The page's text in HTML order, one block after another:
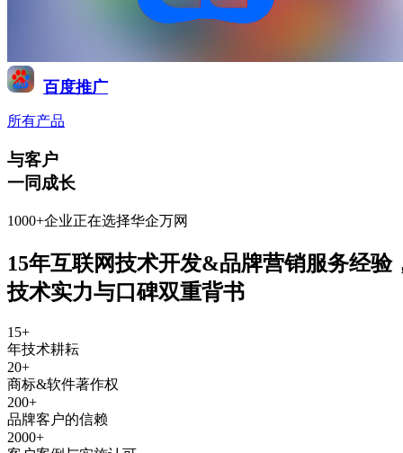
百度推广
所有产品
与客户
一同成长
1000+企业正在选择华企万网
15年互联网技术开发&品牌营销服务经验
技术实力与口碑双重背书
15+
年技术耕耘
20+
商标&软件著作权
200+
品牌客户的信赖
2000+